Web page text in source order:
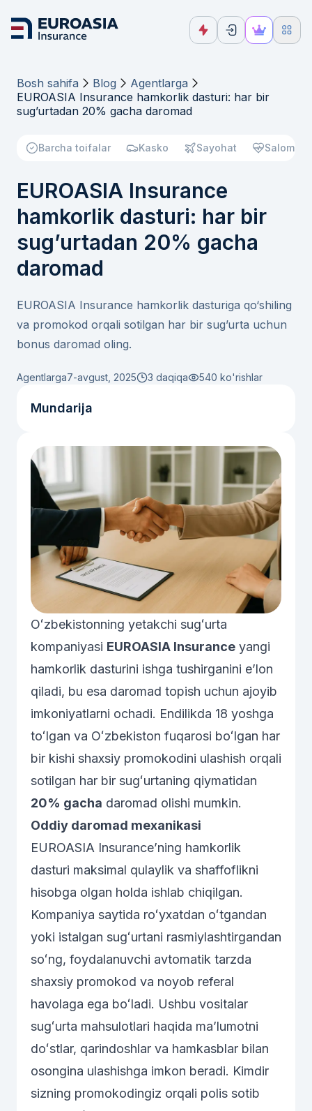
Bosh sahifa Blog
Agentlarga
EUROASIA Insurance hamkorlik dasturi: har bir
sug’urtadan 20% gacha daromad
Barcha toifalar Kasko Sayohat
EUROASIA Insurance
hamkorlik dasturi: har bir
sug’urtadan 20% gacha
daromad
EUROASIA Insurance hamkorlik dasturiga qo‘shiling
va promokod orqali sotilgan har bir sug’urta uchun
bonus daromad oling.
Agentlarga7-avgust, 2025 3 daqiqa 540 ko'rishlar
Mundarija
Oʻzbekistonning yetakchi sugʻurta
kompaniyasi EUROASIA Insurance yangi
hamkorlik dasturini ishga tushirganini eʼlon
qiladi, bu esa daromad topish uchun ajoyib
imkoniyatlarni ochadi. Endilikda 18 yoshga
toʻlgan va Oʻzbekiston fuqarosi boʻlgan har
bir kishi shaxsiy promokodini ulashish orqali
sotilgan har bir sugʻurtaning qiymatidan
20% gacha daromad olishi mumkin.
Oddiy daromad mexanikasi
EUROASIA Insurance’ning hamkorlik
dasturi maksimal qulaylik va shaffoflikni
hisobga olgan holda ishlab chiqilgan.
Kompaniya saytida roʻyxatdan oʻtgandan
yoki istalgan sugʻurtani rasmiylashtirgandan
soʻng, foydalanuvchi avtomatik tarzda
shaxsiy promokod va noyob referal
havolaga ega boʻladi. Ushbu vositalar
sugʻurta mahsulotlari haqida maʼlumotni
doʻstlar, qarindoshlar va hamkasblar bilan
osongina ulashishga imkon beradi. Kimdir
sizning promokodingiz orqali polis sotib